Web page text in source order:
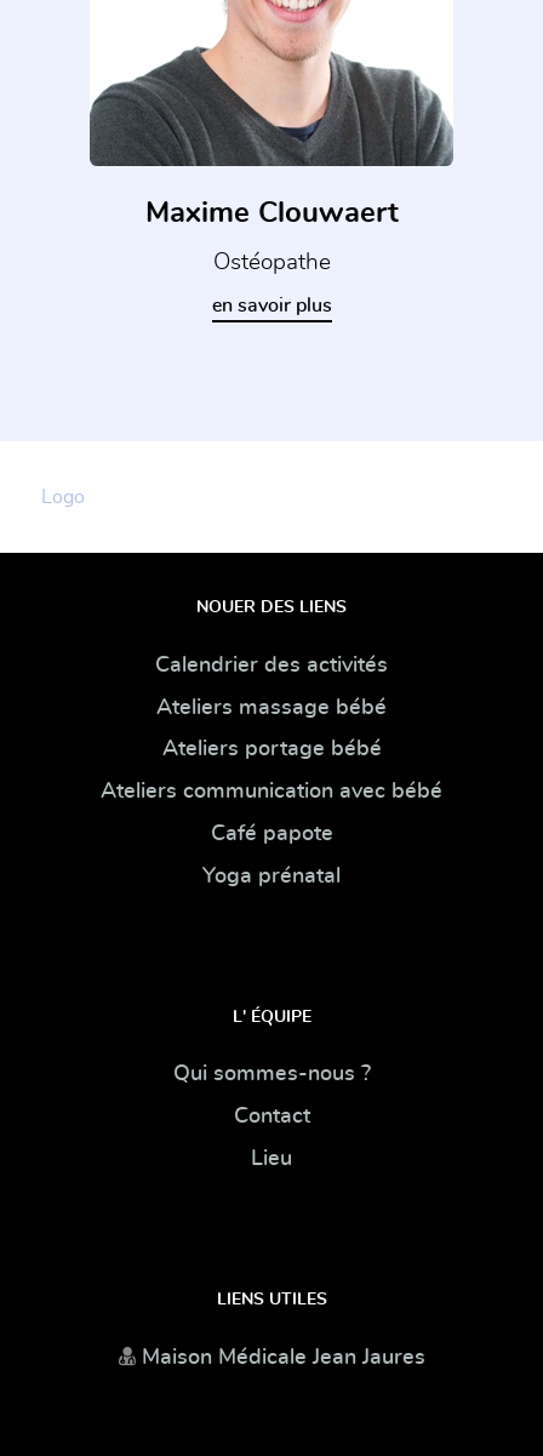
Maxime Clouwaert
Ostéopathe
en savoir plus
Logo
NOUER DES LIENS
Calendrier des activités
Ateliers massage bébé
Ateliers portage bébé
Ateliers communication avec bébé
Café papote
Yoga prénatal
L' ÉQUIPE
Qui sommes-nous ?
Contact
Lieu
LIENS UTILES
Maison Médicale Jean Jaures